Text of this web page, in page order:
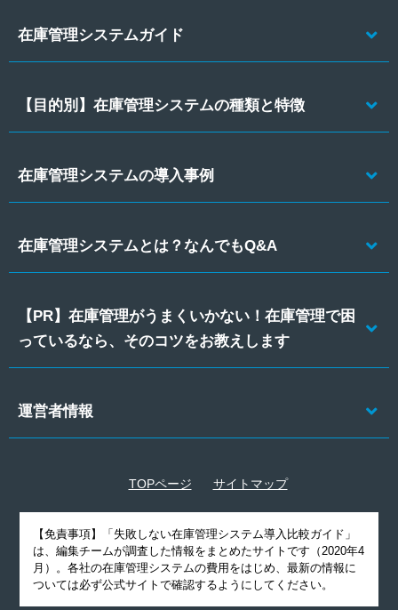
在庫管理システムガイド
【目的別】在庫管理システムの種類と特徴
在庫管理システムの導入事例
在庫管理システムとは？なんでもQ&A
【PR】在庫管理がうまくいかない！在庫管理で困
っているなら、そのコツをお教えします
運営者情報
TOPページ サイトマップ
【免責事項】
「失敗しない在庫管理システム導入比較ガイド」
は、編集チームが調査した情報をまとめたサイトです（2020年4
月）。各社の在庫管理システムの費用をはじめ、最新の情報に
ついては必ず公式サイトで確認するようにしてください。